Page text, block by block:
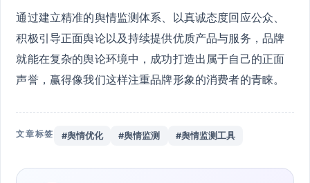
通过建立精准的舆情监测体系、以真诚态度回应公众、
积极引导正面舆论以及持续提供优质产品与服务，品牌
就能在复杂的舆论环境中，成功打造出属于自己的正面
声誉，赢得像我们这样注重品牌形象的消费者的青睐。
文章标签 #舆情优化 #舆情监测 #舆情监测工具